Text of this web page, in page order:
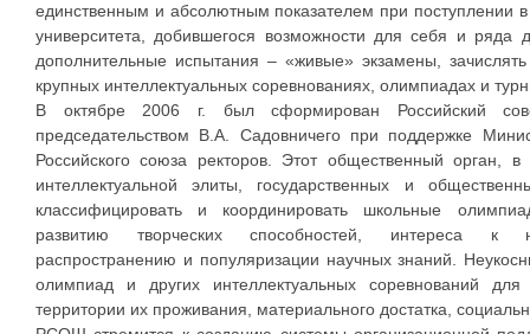
единственным и абсолютным показателем при поступлении
университета, добившегося возможности для себя и ряда
дополнительные испытания – «живые» экзамены,
крупных интеллектуальных соревнованиях, олимпиадах и
В октябре 2006 г. был сформирован Российский
председательством В.А. Садовничего при поддержке
Российского союза ректоров. Этот общественный орган,
интеллектуальной элиты, государственных и
классифицировать и координировать школьные
развитию творческих способностей, интереса к
распространению и популяризации научных знаний.
олимпиад и других интеллектуальных соревнований
территории их проживания, материального достатка,